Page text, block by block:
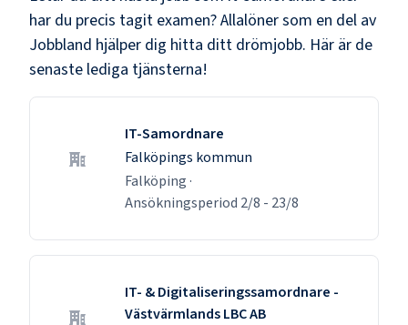
har du precis tagit examen? Allalöner som en del av
Jobbland hjälper dig hitta ditt drömjobb. Här är de
senaste lediga tjänsterna!
IT-Samordnare
Falköpings kommun
Falköping ·
Ansökningsperiod 2/8 - 23/8
IT- & Digitaliseringssamordnare -
Västvärmlands LBC AB